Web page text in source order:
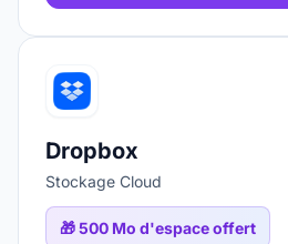
Dropbox
Stockage Cloud
🎁500 Mo d'espace offert